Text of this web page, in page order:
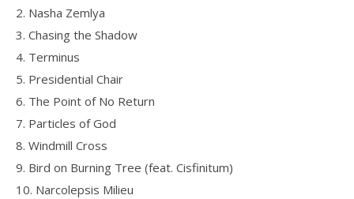
2. Nasha Zemlya
3. Chasing the Shadow
4. Terminus
5. Presidential Chair
6. The Point of No Return
7. Particles of God
8. Windmill Cross
9. Bird on Burning Tree (feat. Cisfinitum)
10. Narcolepsis Milieu